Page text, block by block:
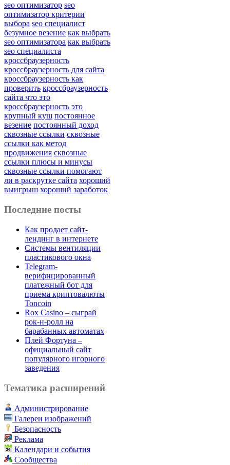
seo оптимизатор seo
оптимизатор критерии
выбора seo специалист
безумное везение как выбрать
seo оптимизатора как выбрать
seo специалиста
кроссбраузерность
кроссбраузерность для сайта
кроссбраузерность как
проверить кроссбраузерность
сайта что это
кроссбраузерность это
крупный куш постоянное
везение постоянный доход
сквозные ссылки сквозные
ссылки как метод
продвижения сквозные
ссылки плюсы и минусы
сквозные ссылки помогают
ли в раскрутке сайта хороший
выигрыш хороший заработок
Последние посты
Как продает сайт-
лендинг в интернете
Системы вентиляции
пластикового окна
Telegram-
верифицированный
платежный бот для
приема криптовалюты
Toncoin
Rox Casino – сыграй
рок-н-ролл на
барабанных автоматах
Плей Фортуна –
официальный сайт
популярного игорного
заведения
Тематика расширений
Администрирование
Галереи изображений
Безопасность
Реклама
Календари и события
Сообщества